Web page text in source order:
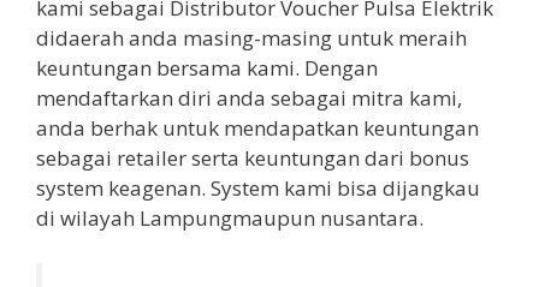
kami sebagai Distributor Voucher Pulsa Elektrik
didaerah anda masing-masing untuk meraih
keuntungan bersama kami. Dengan
mendaftarkan diri anda sebagai mitra kami,
anda berhak untuk mendapatkan keuntungan
sebagai retailer serta keuntungan dari bonus
system keagenan. System kami bisa dijangkau
di wilayah Lampungmaupun nusantara.